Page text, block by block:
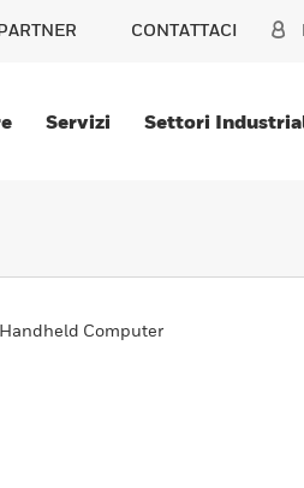
CONTATTACI
Servizi Settori
Computer